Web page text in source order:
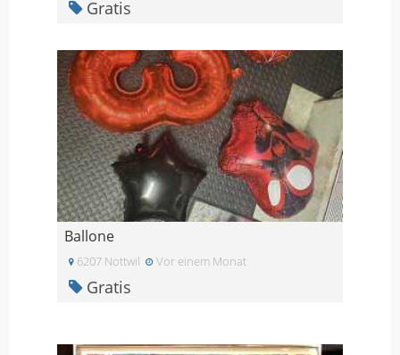
Gratis
Ballone
6207 Nottwil Vor einem Monat
Gratis